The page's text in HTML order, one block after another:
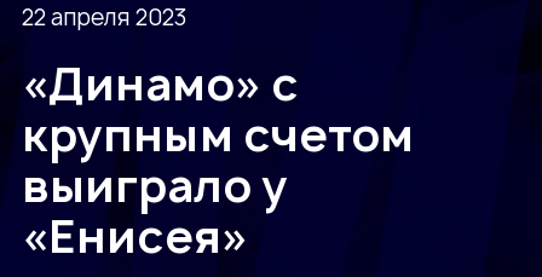
22 апреля 2023
«Динамо» с
крупным счетом
выиграло у
«Енисея»